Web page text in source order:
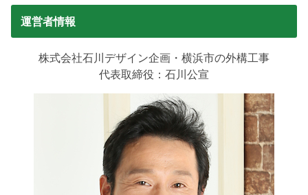
運営者情報
株式会社石川デザイン企画・横浜市の外構工事
代表取締役：石川公宣